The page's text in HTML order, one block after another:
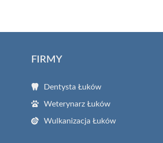
FIRMY
Dentysta Łuków
Weterynarz Łuków
Wulkanizacja Łuków